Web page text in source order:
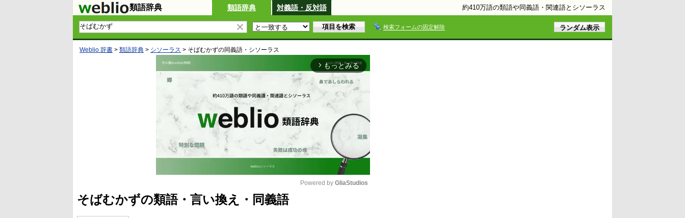
類語辞典 類語辞典 対義語・反対語 約410万語の類語や同義語・関連語とシソーラス
検索フォームの固定解除
Weblio 辞書 > 類語辞典 > シソーラス > そばむかずの同義語・シソーラス
arrow_forward_ios もっとみる
Powered by GliaStudios
そばむかずの類語・言い換え・同義語